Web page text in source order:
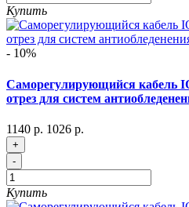
Купить
- 10%
Саморегулирующийся кабель
отрез для систем
1140 р. 1026 р.
+
-
Купить